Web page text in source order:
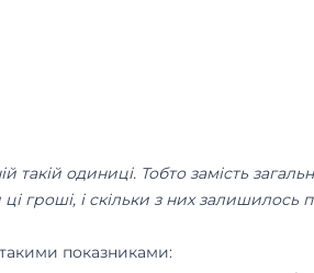
одиниці. Тобто замість
гроші, і скільки з них залишилось
показниками: